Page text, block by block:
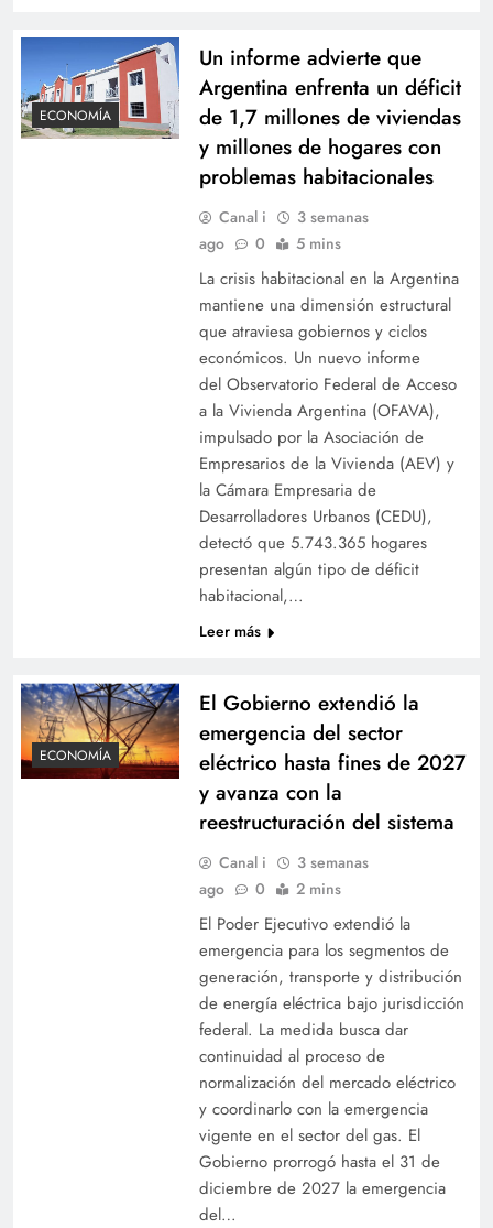
ECONOMÍA
Un informe advierte que
Argentina enfrenta un déficit
de 1,7 millones de viviendas
y millones de hogares con
problemas habitacionales
Canal i
3 semanas
ago
0 5 mins
La crisis habitacional en la Argentina
mantiene una dimensión estructural
que atraviesa gobiernos y ciclos
económicos. Un nuevo informe
del Observatorio Federal de Acceso
a la Vivienda Argentina (OFAVA),
impulsado por la Asociación de
Empresarios de la Vivienda (AEV) y
la Cámara Empresaria de
Desarrolladores Urbanos (CEDU),
detectó que 5.743.365 hogares
presentan algún tipo de déficit
habitacional,…
Leer más
ECONOMÍA
El Gobierno extendió la
emergencia del sector
eléctrico hasta fines de 2027
y avanza con la
reestructuración del sistema
Canal i
3 semanas
ago
0 2 mins
El Poder Ejecutivo extendió la
emergencia para los segmentos de
generación, transporte y distribución
de energía eléctrica bajo jurisdicción
federal. La medida busca dar
continuidad al proceso de
normalización del mercado eléctrico
y coordinarlo con la emergencia
vigente en el sector del gas. El
Gobierno prorrogó hasta el 31 de
diciembre de 2027 la emergencia
del…